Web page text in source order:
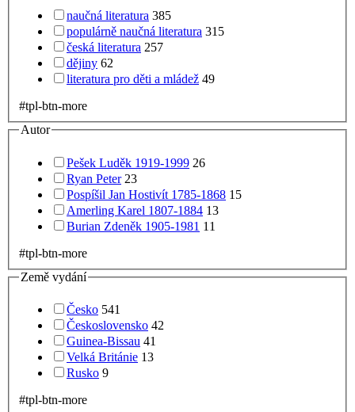
naučná literatura 385
populárně naučná literatura 315
česká literatura 257
dějiny 62
literatura pro děti a mládež 49
#tpl-btn-more
Autor
Pešek Luděk 1919-1999 26
Ryan Peter 23
Pospíšil Jan Hostivít 1785-1868 15
Amerling Karel 1807-1884 13
Burian Zdeněk 1905-1981 11
#tpl-btn-more
Země vydání
Česko 541
Československo 42
Guinea-Bissau 41
Velká Británie 13
Rusko 9
#tpl-btn-more